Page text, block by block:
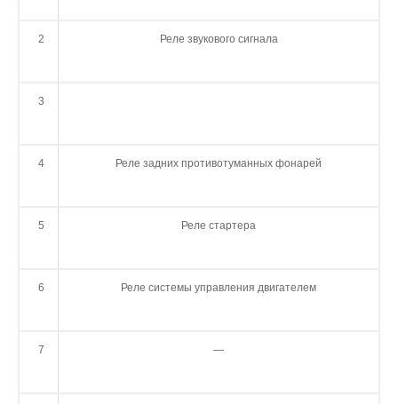
2 Реле звукового сигнала
3
4 Реле задних противотуманных фонарей
5 Реле стартера
6 Реле системы управления двигателем
7 —